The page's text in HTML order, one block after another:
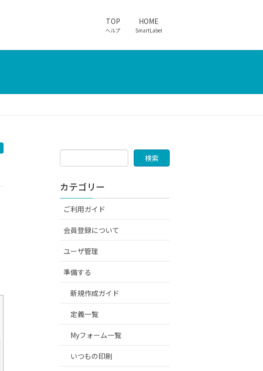
TOP
ヘルプ
HOME
SmartLabel
カテゴリー
ご利用ガイド
会員登録について
ユーザ管理
準備する
新規作成ガイド
定義一覧
Myフォーム一覧
いつもの印刷